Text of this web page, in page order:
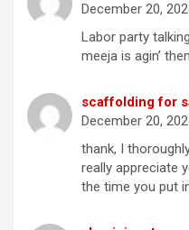
December 20,
Labor party
meeja is agin’
scaffolding for
December 20,
thank, I
really appreciate
the time you put